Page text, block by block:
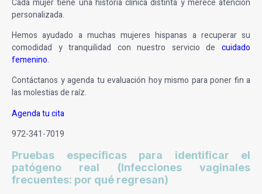
personalizada.
Hemos ayudado a muchas mujeres hispanas a recuperar su
comodidad y tranquilidad con nuestro servicio de cuidado
femenino.
Contáctanos y agenda tu evaluación hoy mismo para poner fin a
las molestias de raíz.
Agenda tu cita
972-341-7019
Pruebas específicas para identificar el
patógeno real (Infecciones vaginales
frecuentes: por qué regresan)